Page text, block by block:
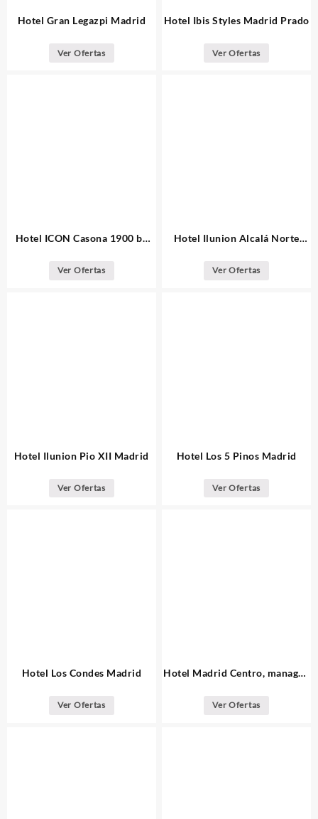
Hotel Gran Legazpi Madrid
Ver Ofertas
Hotel Ibis Styles Madrid Prado
Ver Ofertas
Hotel ICON Casona 1900 by
Ver Ofertas
Hotel Ilunion Alcalá Norte
Ver Ofertas
Hotel Ilunion Pio XII Madrid
Ver Ofertas
Hotel Los 5 Pinos Madrid
Ver Ofertas
Hotel Los Condes Madrid
Ver Ofertas
Hotel Madrid Centro, managed
Ver Ofertas